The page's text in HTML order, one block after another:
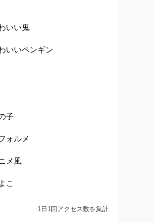
いい鬼
いいペンギン
子
ォルメ
メ風
こ
1日1回アクセス数を集計